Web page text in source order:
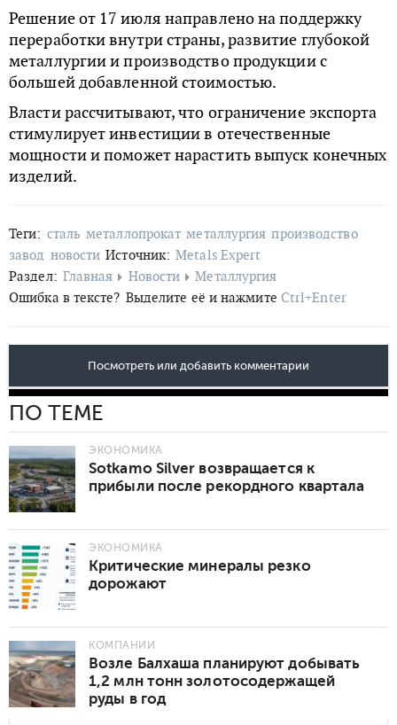
Решение от 17 июля направлено на поддержку
переработки внутри страны, развитие глубокой
металлургии и производство продукции с
большей добавленной стоимостью.
Власти рассчитывают, что ограничение экспорта
стимулирует инвестиции в отечественные
мощности и поможет нарастить выпуск конечных
изделий.
Теги: сталь металлопрокат металлургия производство
завод новости Источник: Metals Expert
Раздел: Главная Новости
Металлургия
Ошибка в тексте? Выделите её и нажмите Ctrl+Enter
Посмотреть или добавить комментарии
ПО ТЕМЕ
ЭКОНОМИКА
Sotkamo Silver возвращается к
прибыли после рекордного квартала
ЭКОНОМИКА
Критические минералы резко
дорожают
КОМПАНИИ
Возле Балхаша планируют добывать
1,2 млн тонн золотосодержащей
руды в год